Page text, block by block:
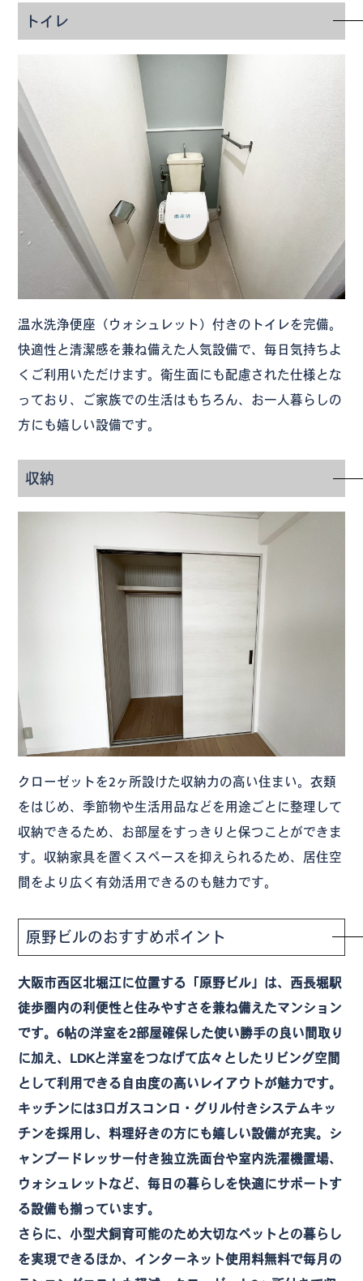
トイレ
温水洗浄便座（ウォシュレット）付きのトイレを完備。
快適性と清潔感を兼ね備えた人気設備で、毎日気持ちよ
くご利用いただけます。衛生面にも配慮された仕様とな
っており、ご家族での生活はもちろん、お一人暮らしの
方にも嬉しい設備です。
収納
クローゼットを2ヶ所設けた収納力の高い住まい。衣類
をはじめ、季節物や生活用品などを用途ごとに整理して
収納できるため、お部屋をすっきりと保つことができま
す。収納家具を置くスペースを抑えられるため、居住空
間をより広く有効活用できるのも魅力です。
原野ビルのおすすめポイント
大阪市西区北堀江に位置する「原野ビル」は、西長堀駅
徒歩圏内の利便性と住みやすさを兼ね備えたマンション
です。6帖の洋室を2部屋確保した使い勝手の良い間取り
に加え、LDKと洋室をつなげて広々としたリビング空間
として利用できる自由度の高いレイアウトが魅力です。
キッチンには3口ガスコンロ・グリル付きシステムキッ
チンを採用し、料理好きの方にも嬉しい設備が充実。シ
ャンプードレッサー付き独立洗面台や室内洗濯機置場、
ウォシュレットなど、毎日の暮らしを快適にサポートす
る設備も揃っています。
さらに、小型犬飼育可能のため大切なペットとの暮らし
を実現できるほか、インターネット使用料無料で毎月の